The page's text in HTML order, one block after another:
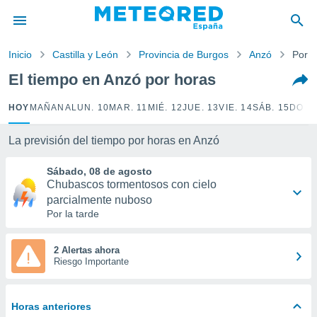
por
para
que se
calidad.
a este
y
forma
digital
basada
permite
Inicio Castilla y León Provincia de Burgos Anzó Por
El tiempo en Anzó por horas
HOY MAÑANA LUN. 10 MAR. 11 MIÉ. 12JUE. 13VIE. 14SÁB. 15
La previsión del tiempo por horas en Anzó
Sábado, 08 de agosto
Chubascos tormentosos con cielo
parcialmente nuboso
Por la tarde
2 Alertas ahora
Riesgo Importante
Horas anteriores